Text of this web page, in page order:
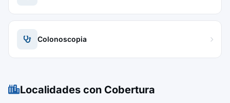
Colonoscopia
Localidades con Cobertura